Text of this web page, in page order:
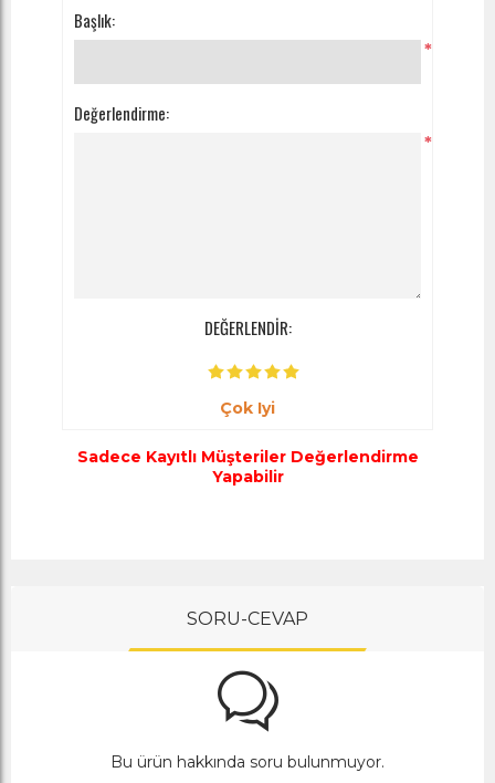
Başlık:
*
Değerlendirme:
*
DEĞERLENDİR:
Çok Iyi
Sadece Kayıtlı Müşteriler Değerlendirme
Yapabilir
SORU-CEVAP
Bu ürün hakkında soru bulunmuyor.